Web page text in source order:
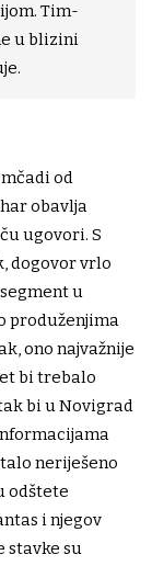
Tim-
u blizini
od
obavlja
ugovori. S
dogovor vrlo
u
produženjima
ono najvažnije
bi trebalo
bi u Novigrad
neriješeno
odštete
i njegov
stavke su